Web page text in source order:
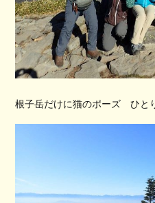
根子岳だけに猫のポーズ ひと